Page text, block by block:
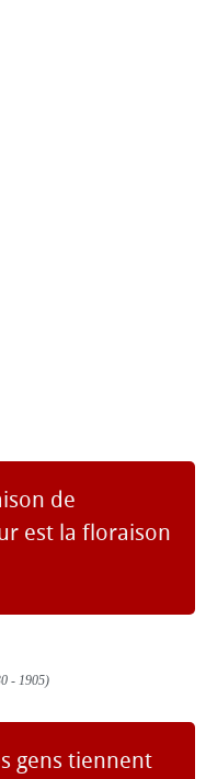
de
est la floraison
- 1905)
gens tiennent